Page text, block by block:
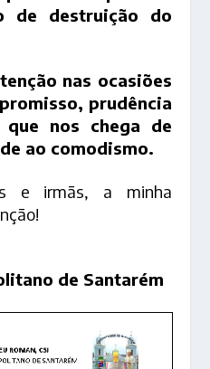
de destruição do
nas ocasiões
prudência
nos chega de
ao comodismo.
e irmãs, a minha
de Santarém